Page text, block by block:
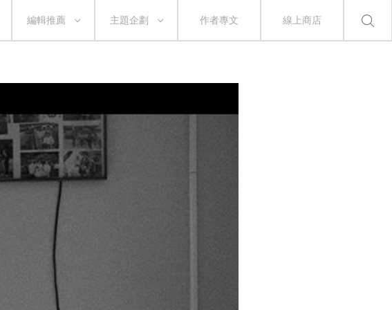
編輯推薦 主題企劃 作者專文 線上商店